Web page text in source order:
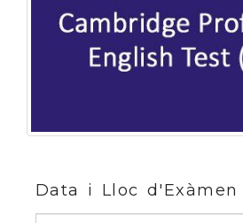
Data i Lloc d'Exàmen